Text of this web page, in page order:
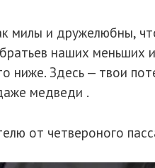
милы и дружелюбны,
наших меньших
ниже. Здесь — твои
медведи .
от четвероного